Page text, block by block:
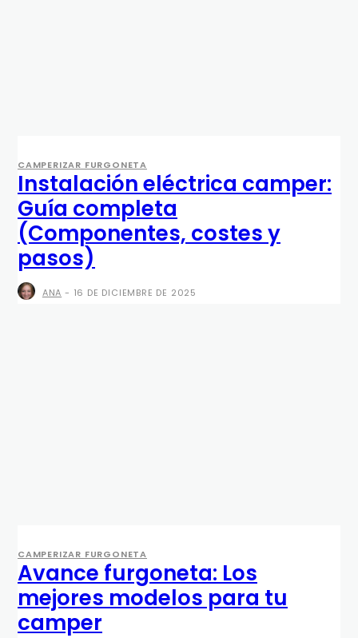
CAMPERIZAR FURGONETA
Instalación eléctrica camper:
Guía completa
(Componentes, costes y
pasos)
ANA - 16 DE DICIEMBRE DE 2025
CAMPERIZAR FURGONETA
Avance furgoneta: Los
mejores modelos para tu
camper